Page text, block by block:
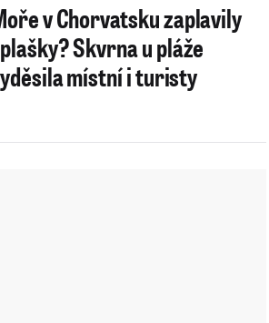
v Chorvatsku zaplavily
Skvrna u pláže
místní i turisty